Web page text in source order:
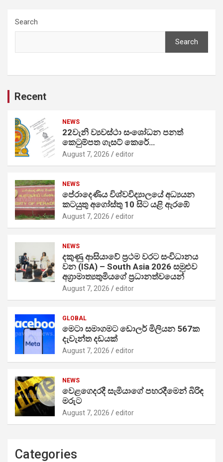
Search
Search
Recent
NEWS
22වැනි ව්‍යවස්ථා සංශෝධන පනත්
කෙටුම්පත ගැසට් කෙරේ…
August 7, 2026 editor
NEWS
පේරාදෙණිය විශ්වවිද්‍යාලයේ අධ්‍යයන
කටයුතු අගෝස්තු 10 සිට යළි ඇරඹේ
August 7, 2026 editor
NEWS
දකුණු ආසියාවේ ප්‍රථම වරට සංවිධානය
වන (ISA) – South Asia 2026 සමුළුව
අග්‍රාමාත්‍යතුමියගේ ප්‍රධානත්වයෙන්
August 7, 2026 editor
GLOBAL
මෙටා සමාගමට ඩොලර් මිලියන 567ක
දැවැන්ත දඩයක්
August 7, 2026 editor
NEWS
වෙළගෙදරදී සැමියාගේ පහරදීමෙන් බිරිඳ
මරුට
August 7, 2026 editor
Categories